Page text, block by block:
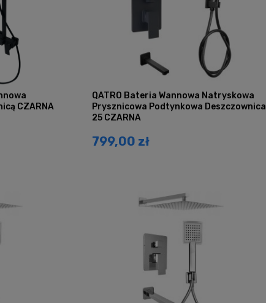
CZARNA
QATRO Bateria Wannowa Natryskowa
Prysznicowa Podtynkowa Deszczownica
25 CZARNA
799,00 zł